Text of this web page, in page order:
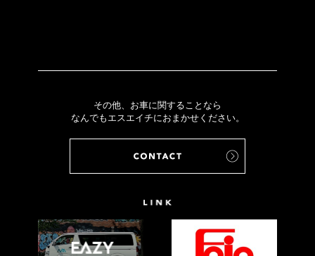
その他、お車に関することなら
なんでもエスエイチにおまかせください。